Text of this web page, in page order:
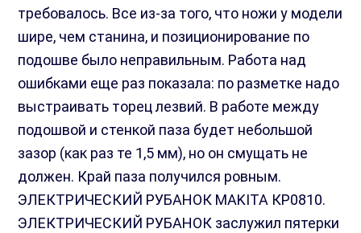
требовалось. Все из-за того, что ножи у модели
шире, чем станина, и позиционирование по
подошве было неправильным. Работа над
ошибками еще раз показала: по разметке надо
выстраивать торец лезвий. В работе между
подошвой и стенкой паза будет небольшой
зазор (как раз те 1,5 мм), но он смущать не
должен. Край паза получился ровным.
ЭЛЕКТРИЧЕСКИЙ РУБАНОК MAKITA КР0810.
ЭЛЕКТРИЧЕСКИЙ РУБАНОК заслужил пятерки